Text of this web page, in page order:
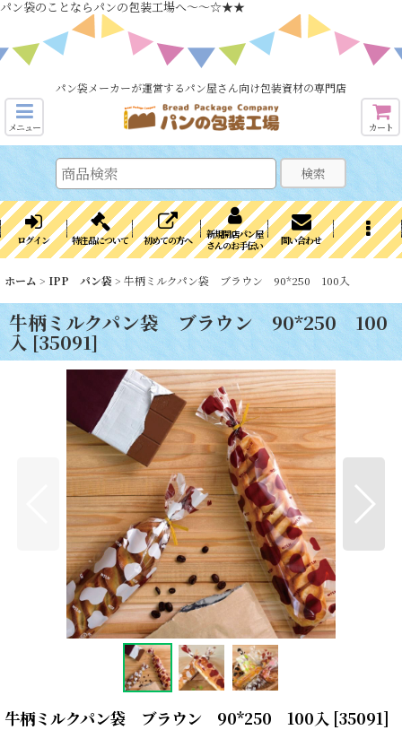
パン袋のことならパンの包装工場へ～～☆★★
パン袋メーカーが運営するパン屋さん向け包装資材の専門店
メニュー カート
検索
ログイン 特注品について 初めての方へ
新規開店パン屋
さんのお手伝い
問い合わせ
ホーム > IPP パン袋 > 牛柄ミルクパン袋 ブラウン 90*250 100入
牛柄ミルクパン袋 ブラウン 90*250 100
入 [35091]
牛柄ミルクパン袋 ブラウン 90*250 100入 [35091]